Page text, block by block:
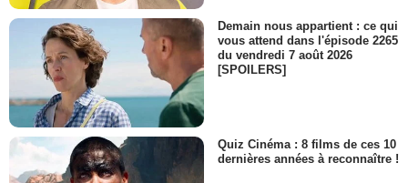
Demain nous appartient : ce qui
vous attend dans l'épisode 2265
du vendredi 7 août 2026
[SPOILERS]
Quiz Cinéma : 8 films de ces 10
dernières années à reconnaître !